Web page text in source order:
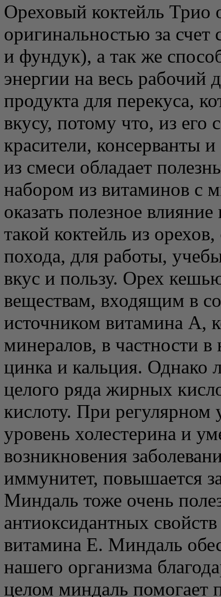
Ореховый коктейль Трио
оригинальностью за
и фундук), а так же
энергии на весь рабочий
продукта для перекуса,
вкусу, потому что, из его
красители, консерванты
из смеси обладает
набором из витаминов с
оказать полезное
такой коктейль из
похода, для работы,
вкус и пользу. Орех
веществам, входящим в
источником витамина А,
минералов, в частности
цинка и кальция. Однако
целого ряда жирных
кислоту. При регулярном
уровень холестерина и
возникновения
иммунитет, повышается
Миндаль тоже очень
антиоксидантных
витамина Е. Миндаль
нашего организма
целом миндаль помогает